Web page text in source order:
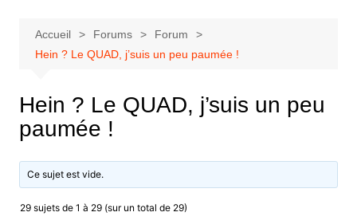
Accueil Forums
Forum
Hein ? Le QUAD, j’suis un peu paumée !
Hein ? Le QUAD, j’suis un peu
paumée !
Ce sujet est vide.
29 sujets de 1 à 29 (sur un total de 29)